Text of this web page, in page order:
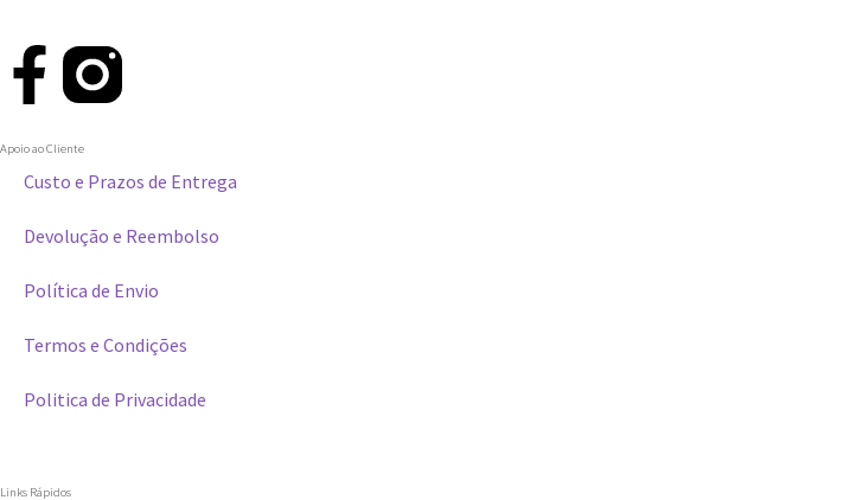
Apoio ao Cliente
Custo e Prazos de Entrega
Devolução e Reembolso
Política de Envio
Termos e Condições
Politica de Privacidade
Links Rápidos